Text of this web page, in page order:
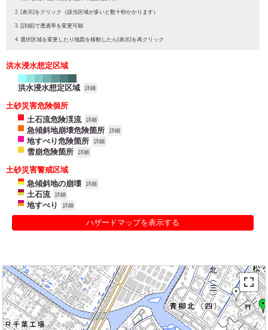
[表示]をクリック（該当区域が多いと数十秒かかります）
[詳細]で透過率を変更可能
選択区域を変更したり地図を移動したら[表示]を再クリック
洪水浸水想定区域
洪水浸水想定区域 詳細
土砂災害危険個所
土石流危険渓流
詳細
急傾斜地崩壊危険箇所 詳細
地すべり危険箇所 詳細
雪崩危険箇所 詳細
土砂災害警戒区域
急傾斜地の崩壊
詳細
土石流 詳細
地すべり 詳細
ハザードマップを表示する